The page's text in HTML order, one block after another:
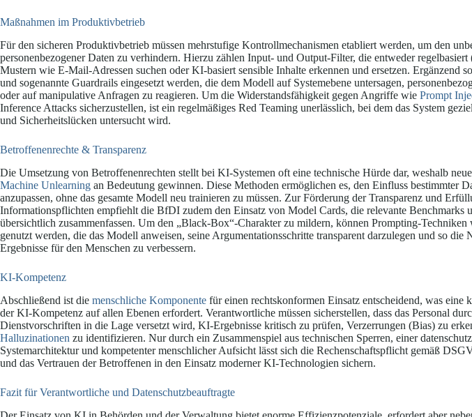
Maßnahmen im Produktivbetrieb
Für den sicheren Produktivbetrieb müssen mehrstufige Kontrollmechanismen etabliert werden, um den
personenbezogener Daten zu verhindern. Hierzu zählen Input- und Output-Filter, die entweder regelbasiert
Mustern wie E-Mail-Adressen suchen oder KI-basiert sensible Inhalte erkennen und ersetzen. Ergänzend
und sogenannte Guardrails eingesetzt werden, die dem Modell auf Systemebene untersagen,
oder auf manipulative Anfragen zu reagieren. Um die Widerstandsfähigkeit gegen Angriffe wie Prompt
Inference Attacks sicherzustellen, ist ein regelmäßiges Red Teaming unerlässlich, bei dem das System
und Sicherheitslücken untersucht wird.
Betroffenenrechte & Transparenz
Die Umsetzung von Betroffenenrechten stellt bei KI-Systemen oft eine technische Hürde dar, weshalb
Machine Unlearning an Bedeutung gewinnen. Diese Methoden ermöglichen es, den Einfluss bestimmter
anzupassen, ohne das gesamte Modell neu trainieren zu müssen. Zur Förderung der Transparenz und
Informationspflichten empfiehlt die BfDI zudem den Einsatz von Model Cards, die relevante Benchmarks
übersichtlich zusammenfassen. Um den „Black-Box“-Charakter zu mildern, können Prompting-Techniken
genutzt werden, die das Modell anweisen, seine Argumentationsschritte transparent darzulegen und so die
Ergebnisse für den Menschen zu verbessern.
KI-Kompetenz
Abschließend ist die menschliche Komponente für einen rechtskonformen Einsatz entscheidend, was eine
der KI-Kompetenz auf allen Ebenen erfordert. Verantwortliche müssen sicherstellen, dass das Personal
Dienstvorschriften in die Lage versetzt wird, KI-Ergebnisse kritisch zu prüfen, Verzerrungen (Bias) zu
Halluzinationen zu identifizieren. Nur durch ein Zusammenspiel aus technischen Sperren, einer
Systemarchitektur und kompetenter menschlicher Aufsicht lässt sich die Rechenschaftspflicht gemäß
und das Vertrauen der Betroffenen in den Einsatz moderner KI-Technologien sichern.
Fazit für Verantwortliche und Datenschutzbeauftragte